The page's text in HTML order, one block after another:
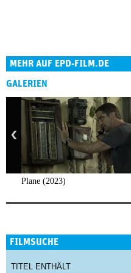
MEHR AUF EPD-FILM.DE
GALERIEN
Plane (2023)
FILMSUCHE
TITEL ENTHÄLT